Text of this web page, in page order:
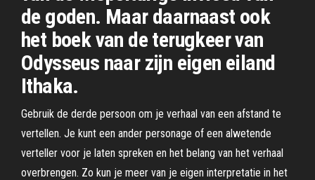
de goden. Maar daarnaast ook
het boek van de terugkeer van
Odysseus naar zijn eigen eiland
Ithaka.
Gebruik de derde persoon om je verhaal van een afstand te
vertellen. Je kunt een ander personage of een alwetende
verteller voor je laten spreken en het belang van het verhaal
overbrengen. Zo kun je meer van je eigen interpretatie in het